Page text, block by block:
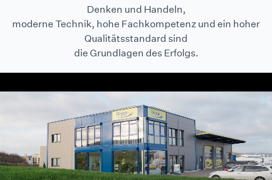
Denken und Handeln,
moderne Technik, hohe Fachkompetenz und ein hoher
Qualitätsstandard sind
die Grundlagen des Erfolgs.